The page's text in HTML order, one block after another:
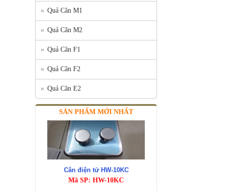
Quả Cân M1
Quả Cân M2
Quả Cân F1
Quả Cân F2
Quả Cân E2
SẢN PHẨM MỚI NHẤT
Cân điện tử HW-10KC
Mã SP: HW-10KC